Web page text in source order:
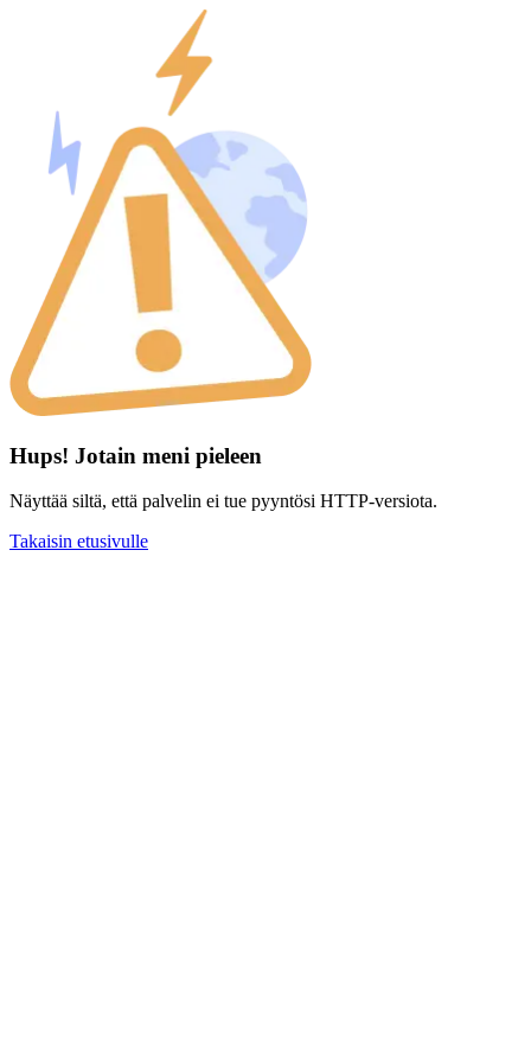
Hups! Jotain meni pieleen
Näyttää siltä, että palvelin ei tue pyyntösi HTTP-versiota.
Takaisin etusivulle